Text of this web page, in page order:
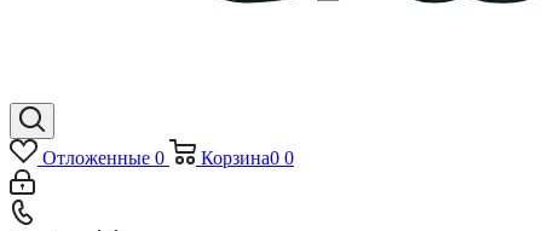
Отложенные 0 Корзина0 0